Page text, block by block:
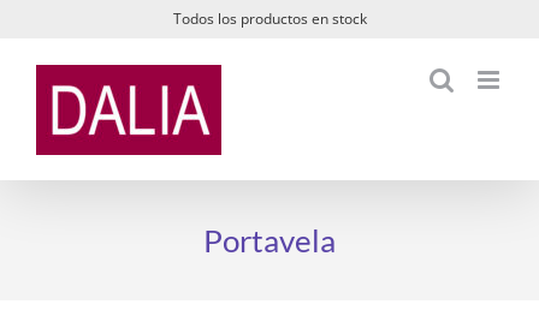
contenido
Todos los productos en stock
Portavela